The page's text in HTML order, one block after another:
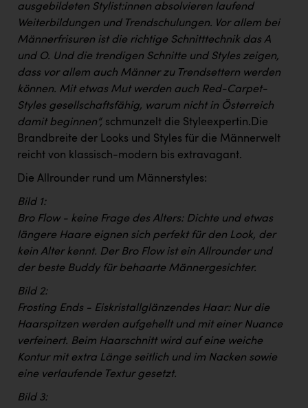
Dopgas
kunden basics
kontakt
ausgebildeten Stylist:innen absolvieren laufend
Weiterbildungen und Trendschulungen. Vor allem bei
Männerfrisuren ist die richtige Schnitttechnik das A
und O. Und die trendigen Schnitte und Styles zeigen,
dass vor allem auch Männer zu Trendsettern werden
können. Mit etwas Mut werden auch Red-Carpet-
Styles gesellschaftsfähig, warum nicht in Österreich
damit beginnen“, schmunzelt die Styleexpertin.Die
Brandbreite der Looks und Styles für die Männerwelt
reicht von klassisch-modern bis extravagant.
Die Allrounder rund um Männerstyles:
Bild 1:
Bro Flow - keine Frage des Alters: Dichte und etwas
längere Haare eignen sich perfekt für den Look, der
kein Alter kennt. Der Bro Flow ist ein Allrounder und
der beste Buddy für behaarte Männergesichter.
Bild 2:
Frosting Ends - Eiskristallglänzendes Haar: Nur die
Haarspitzen werden aufgehellt und mit einer Nuance
verfeinert. Beim Haarschnitt wird auf eine weiche
Kontur mit extra Länge seitlich und im Nacken sowie
eine verlaufende Textur gesetzt.
Bild 3: